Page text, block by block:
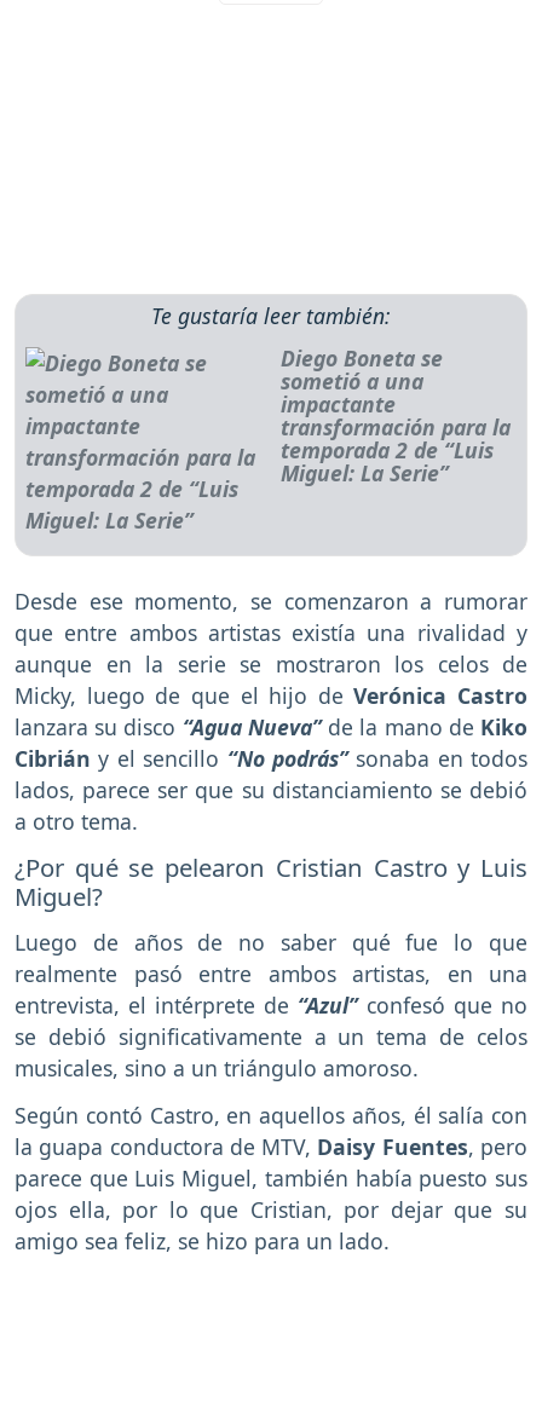
Te gustaría leer también:
Diego Boneta se
sometió a una
impactante
transformación para la
temporada 2 de “Luis
Miguel: La Serie”
Desde ese momento, se comenzaron a rumorar
que entre ambos artistas existía una rivalidad y
aunque en la serie se mostraron los celos de
Micky, luego de que el hijo deVerónica Castro
lanzara su disco “Agua Nueva”de la mano de Kiko
Cibrián y el sencillo “No podrás”sonaba en todos
lados, parece ser que su distanciamiento se debió
a otro tema.
¿Por qué se pelearon Cristian Castro y Luis
Miguel?
Luego de años de no saber qué fue lo que
realmente pasó entre ambos artistas, en una
entrevista, el intérprete de “Azul”confesó que no
se debió significativamente a un tema de celos
musicales, sino a un triángulo amoroso.
Según contó Castro, en aquellos años, él salía con
la guapa conductora de MTV, Daisy Fuentes, pero
parece que Luis Miguel, también había puesto sus
ojos ella, por lo que Cristian, por dejar que su
amigo sea feliz, se hizo para un lado.